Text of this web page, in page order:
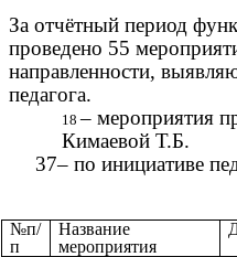
За отчётный период
проведено 55
направленности,
педагога.
– мероприятия
Кимаевой Т.Б.
37– по инициативе
№п/
п
Название
мероприятия